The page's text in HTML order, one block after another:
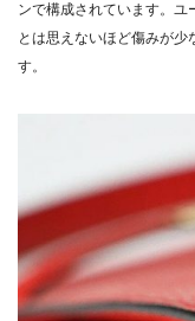
ンで構成されています。
とは思えないほど傷みが少
す。